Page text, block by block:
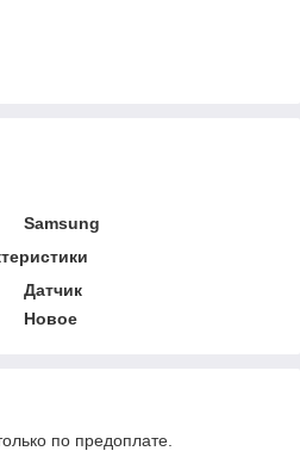
Samsung
Датчик
Новое
по предоплате.